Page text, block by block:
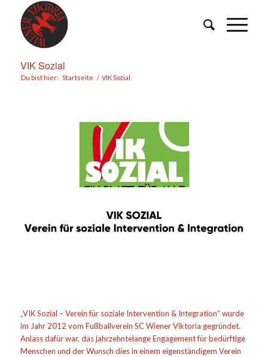
VIK Sozial
Du bist hier: Startseite / VIK Sozial
„VIK Sozial – Verein für soziale Intervention & Integration“ wurde
im Jahr 2012 vom Fußballverein SC Wiener Viktoria gegründet.
Anlass dafür war, das jahrzehntelange Engagement für bedürftige
Menschen und der Wunsch dies in einem eigenständigem Verein